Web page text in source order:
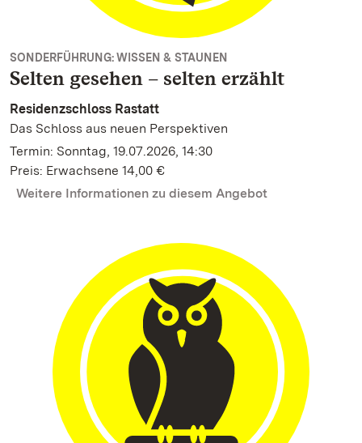
SONDERFÜHRUNG: WISSEN & STAUNEN
Selten gesehen – selten erzählt
Residenzschloss Rastatt
Das Schloss aus neuen Perspektiven
Termin: Sonntag, 19.07.2026, 14:30
Preis: Erwachsene 14,00 €
Weitere Informationen zu diesem Angebot